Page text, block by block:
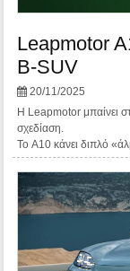
Leapmotor
B-SUV
20/11/2025
Η Leapmotor μπαίνει
σχεδίαση.
Το A10 κάνει διπλό